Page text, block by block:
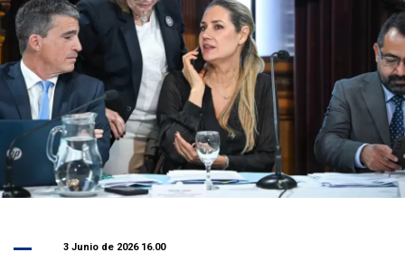
3 Junio de 2026 16.00